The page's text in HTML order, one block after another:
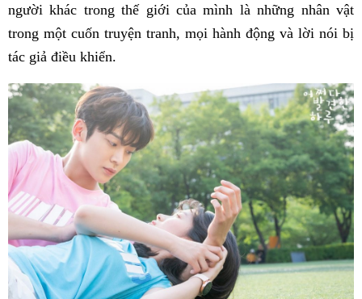
người khác trong thế giới của mình là những nhân vật
trong một cuốn truyện tranh, mọi hành động và lời nói bị
tác giả điều khiển.